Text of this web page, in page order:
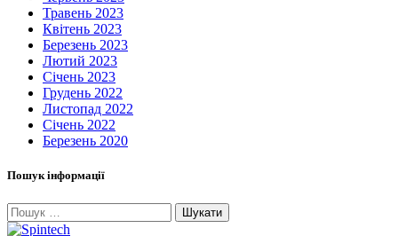
Травень 2023
Квітень 2023
Березень 2023
Лютий 2023
Січень 2023
Грудень 2022
Листопад 2022
Січень 2022
Березень 2020
Пошук інформації
Пошук: